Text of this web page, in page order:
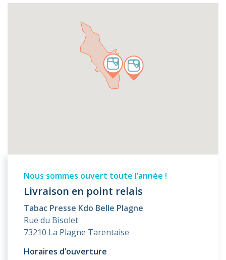
Nous sommes ouvert toute l’année !
Livraison en point relais
Tabac Presse Kdo Belle Plagne
Rue du Bisolet
73210 La Plagne Tarentaise
Horaires d’ouverture